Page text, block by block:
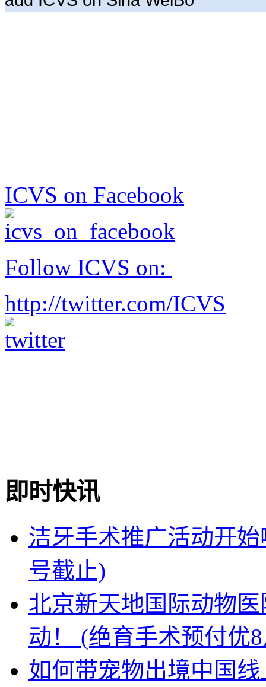
ICVS on Facebook
Follow ICVS on:
http://twitter.com/ICVS
即时快讯
洁牙手术推广活动开
号截止)
北京新天地国际动物
动！ (绝育手术预付优
如何带宠物出境中国